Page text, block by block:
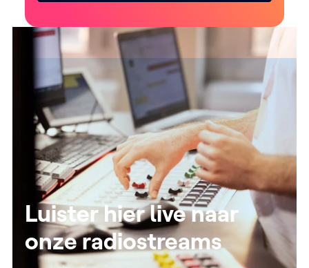
Luister hier live naar
onze radiostreams